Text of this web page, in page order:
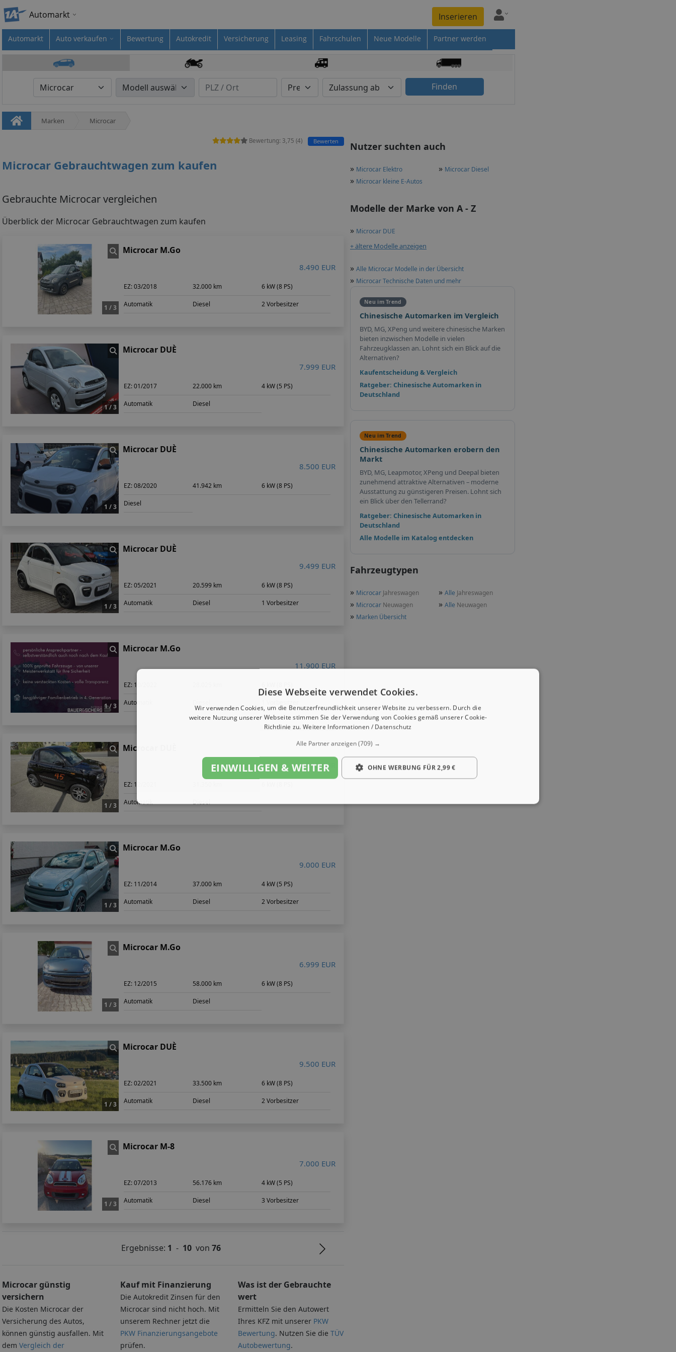
Automarkt Inserieren
Automarkt Auto verkaufen Bewertung Autokredit Versicherung Leasing Fahrschulen Neue Modelle Partner werden
Finden
Marken Microcar
Nutzer suchten auch
» Microcar Elektro » Microcar Diesel
» Microcar kleine E-Autos
Modelle der Marke von A - Z
» Microcar DUE
+ ältere Modelle anzeigen
» Alle Microcar Modelle in der Übersicht
» Microcar Technische Daten und mehr
Neu im Trend
Chinesische Automarken im Vergleich
BYD, MG, XPeng und weitere chinesische Marken
bieten inzwischen Modelle in vielen
Fahrzeugklassen an. Lohnt sich ein Blick auf die
Alternativen?
Kaufentscheidung & Vergleich
Ratgeber: Chinesische Automarken in
Deutschland
Neu im Trend
Chinesische Automarken erobern den
Markt
BYD, MG, Leapmotor, XPeng und Deepal bieten
zunehmend attraktive Alternativen – moderne
Ausstattung zu günstigeren Preisen. Lohnt sich
ein Blick über den Tellerrand?
Ratgeber: Chinesische Automarken in
Deutschland
Alle Modelle im Katalog entdecken
Fahrzeugtypen
» Microcar Jahreswagen » Alle Jahreswagen
» Microcar Neuwagen » Alle Neuwagen
» Marken Übersicht
Bewertung: 3,75 (4) Bewerten
Microcar Gebrauchtwagen zum kaufen
Gebrauchte Microcar vergleichen
Überblick der Microcar Gebrauchtwagen zum kaufen
1 / 3
Microcar M.Go
8.490 EUR
EZ:03/2018 32.000 km 6 kW (8 PS)
Automatik Diesel 2 Vorbesitzer
1 / 3
Microcar DUÈ
7.999 EUR
EZ:01/2017 22.000 km 4 kW (5 PS)
Automatik Diesel
1 / 3
Microcar DUÈ
8.500 EUR
EZ:08/2020 41.942 km 6 kW (8 PS)
Diesel
1 / 3
Microcar DUÈ
9.499 EUR
EZ:05/2021 20.599 km 6 kW (8 PS)
Automatik Diesel 1 Vorbesitzer
1 / 3
Microcar M.Go
11.900 EUR
EZ: 10/2022
Automatik
1 / 3
Microcar DUÈ
9.999 EUR
EZ: 12/2021
Automatik Diesel
1 / 3
Microcar M.Go
9.000 EUR
EZ: 11/2014 37.000 km 4 kW (5 PS)
Automatik Diesel 2 Vorbesitzer
1 / 3
Microcar M.Go
6.999 EUR
EZ: 12/2015 58.000 km 6 kW (8 PS)
Automatik Diesel
1 / 3
Microcar DUÈ
9.500 EUR
EZ:02/2021 33.500 km 6 kW (8 PS)
Automatik Diesel 2 Vorbesitzer
1 / 3
Microcar M-8
7.000 EUR
EZ:07/2013 56.176 km 4 kW (5 PS)
Automatik Diesel 3 Vorbesitzer
Ergebnisse: 1 - 10 von 76
Microcar günstig
versichern
Die Kosten Microcar der
Versicherung des Autos,
können günstig ausfallen. Mit
dem Vergleich der
Kauf mit Finanzierung
Die Autokredit Zinsen für den
Microcar sind nicht hoch. Mit
unserem Rechner jetzt die
PKW Finanzierungsangebote
prüfen.
Was ist der Gebrauchte
wert
Ermitteln Sie den Autowert
Ihres KFZ mit unserer PKW
Bewertung. Nutzen Sie dieTÜV
Autobewertung.
Diese Webseite verwendet Cookies.
Wir verwenden Cookies, um die Benutzerfreundlichkeit unserer Website zu verbessern. Durch die
weitere Nutzung unserer Webseite stimmen Sie der Verwendung von Cookies gemäß unserer Cookie-
Richtlinie zu. Weitere Informationen / Datenschutz
Alle Partner anzeigen(709) →
EINWILLIGEN & WEITER OHNE WERBUNG FÜR 2,99 €